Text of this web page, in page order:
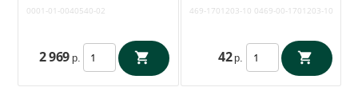
0001-01-0040540-02
2 969 р.
469-1701203-10 0469-00-1701203-10
42 р.